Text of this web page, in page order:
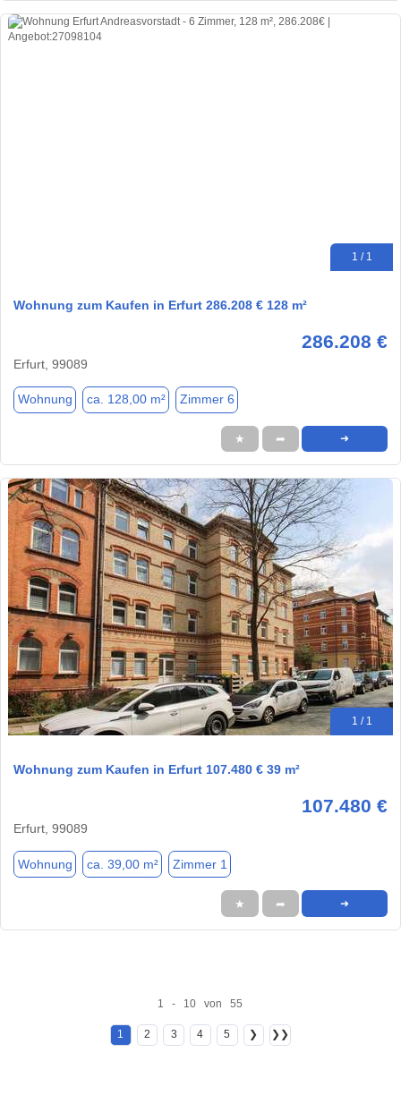
1 / 1
Wohnung zum Kaufen in Erfurt 286.208 € 128 m²
286.208 €
Erfurt, 99089
Wohnung ca. 128,00 m² Zimmer 6
★ ➦ ➜
1 / 1
Wohnung zum Kaufen in Erfurt 107.480 € 39 m²
107.480 €
Erfurt, 99089
Wohnung ca. 39,00 m² Zimmer 1
★ ➦ ➜
1 - 10 von 55
1 2 3 4 5 ❯ ❯❯